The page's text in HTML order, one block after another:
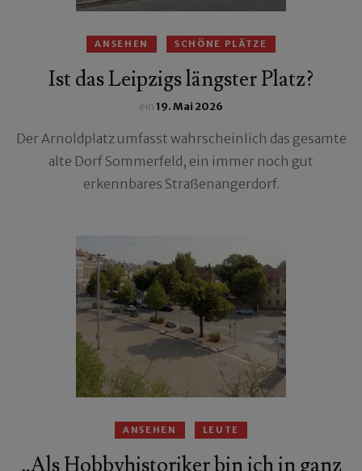
ANSEHEN SCHÖNE PLÄTZE
Ist das Leipzigs längster Platz?
ein19. Mai 2026
Der Arnoldplatz umfasst wahrscheinlich das gesamte
alte Dorf Sommerfeld, ein immer noch gut
erkennbares Straßenangerdorf.
ANSEHEN LEUTE
„Als Hobbyhistoriker bin ich in ganz